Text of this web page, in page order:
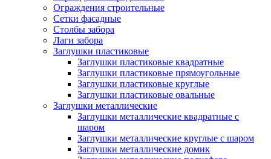
Ограждения строительные
Сетки фасадные
Столбы забора
Лаги забора
Заглушки пластиковые
Заглушки пластиковые квадратные
Заглушки пластиковые прямоугольные
Заглушки пластиковые круглые
Заглушки пластиковые овальные
Заглушки металлические
Заглушки металлические квадратные с
шаром
Заглушки металлические круглые с шаром
Заглушки металлические домик